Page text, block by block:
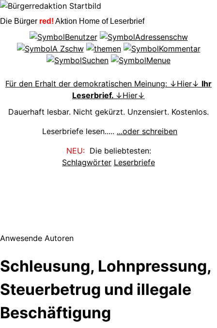
Die Bürger red! Aktion Home of Leserbrief
Für den Erhalt der demokratischen Meinung: ↓Hier↓ Ihr
Leserbrief. ↓Hier↓
Dauerhaft lesbar. Nicht gekürzt. Unzensiert. Kostenlos.
Leserbriefe lesen..... ...oder schreiben
NEU:Die beliebtesten:
Schlagwörter Leserbriefe
Anwesende Autoren
Schleusung, Lohnpressung,
Steuerbetrug und illegale
Beschäftigung